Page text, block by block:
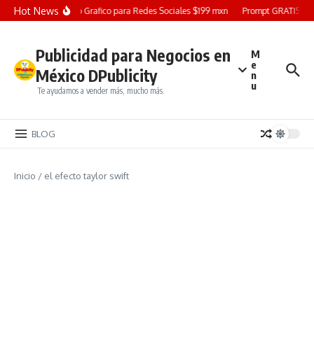
Saltar al contenido
Hot NewsDiseño Grafico para Redes Sociales $199 mxn Prompt GRATIS:
Publicidad para Negocios en
México DPublicity
Te ayudamos a vender más, mucho más.
M
e
n
u
BLOG
Inicio / el efecto taylor swift